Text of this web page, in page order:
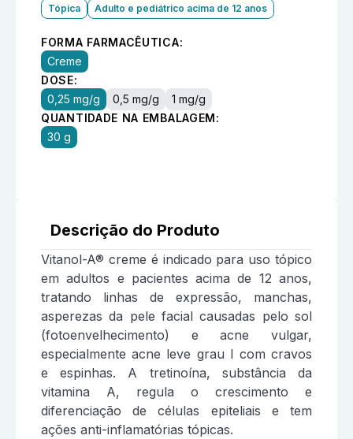
Tópica Adulto e pediátrico acima de 12 anos
FORMA FARMACÊUTICA:
Creme
DOSE:
0,25 mg/g
0,5 mg/g
1 mg/g
QUANTIDADE NA EMBALAGEM:
30 g
Descrição do Produto
Vitanol-A® creme é indicado para uso tópico
em adultos e pacientes acima de 12 anos,
tratando linhas de expressão, manchas,
asperezas da pele facial causadas pelo sol
(fotoenvelhecimento) e acne vulgar,
especialmente acne leve grau I com cravos
e espinhas. A tretinoína, substância da
vitamina A, regula o crescimento e
diferenciação de células epiteliais e tem
ações anti-inflamatórias tópicas.